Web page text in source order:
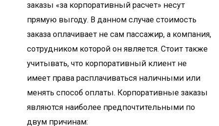
заказы «за корпоративный расчет» несут
прямую выгоду. В данном случае стоимость
заказа оплачивает не сам пассажир, а компания,
сотрудником которой он является. Стоит также
учитывать, что корпоративный клиент не
имеет права расплачиваться наличными или
менять способ оплаты. Корпоративные заказы
являются наиболее предпочтительными по
двум причинам: